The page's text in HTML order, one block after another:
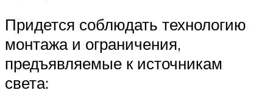
Придется соблюдать технологию
монтажа и ограничения,
предъявляемые к источникам
света: